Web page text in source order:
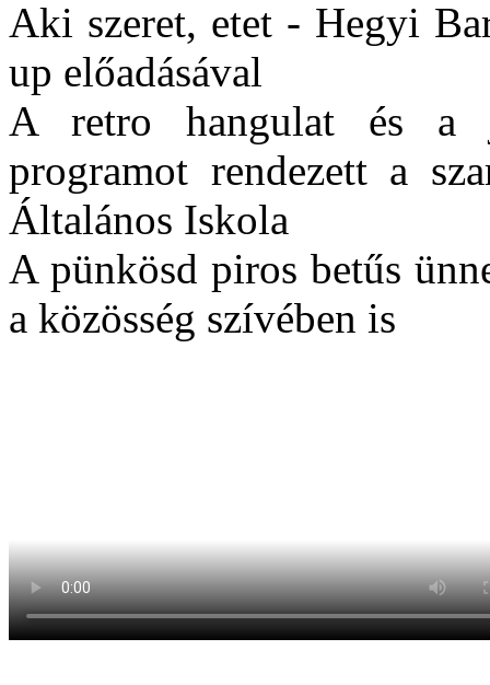
Aki szeret, etet - Hegyi
up előadásával
A retro hangulat és a
programot rendezett a
Általános Iskola
A pünkösd piros betűs
a közösség szívében is